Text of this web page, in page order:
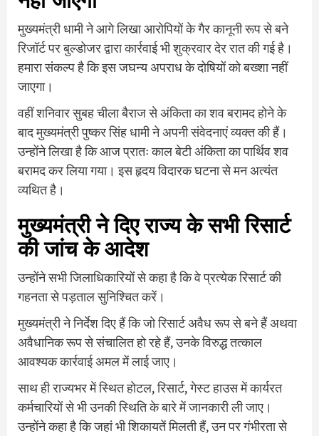
मुख्‍यमंत्री धामी ने आगे लिखा आरोपियों के गैर कानूनी रूप से बने
रिजॉर्ट पर बुल्डोजर द्वारा कार्रवाई भी शुक्रवार देर रात की गई है।
हमारा संकल्प है कि इस जघन्य अपराध के दोषियों को बख्शा नहीं
जाएगा।
वहीं शनिवार सुबह चीला बैराज से अंकिता का शव बरामद होने के
बाद मुख्‍यमंत्री पुष्‍कर सिंह धामी ने अपनी संवेदनाएं व्‍यक्‍त की हैं।
उन्‍होंने लिखा है कि आज प्रातः काल बेटी अंकिता का पार्थिव शव
बरामद कर लिया गया। इस हृदय विदारक घटना से मन अत्यंत
व्यथित है।
मुख्यमंत्री ने दिए राज्य के सभी रिसार्ट
की जांच के आदेश
उन्होंने सभी जिलाधिकारियों से कहा है कि वे प्रत्येक रिसार्ट की
गहनता से पड़ताल सुनिश्चित करें।
मुख्यमंत्री ने निर्देश दिए हैं कि जो रिसार्ट अवैध रूप से बने हैं अथवा
अवैधानिक रूप से संचालित हो रहे हैं, उनके विरुद्ध तत्काल
आवश्यक कार्रवाई अमल में लाई जाए।
साथ ही राज्यभर में स्थित होटल, रिसार्ट, गेस्ट हाउस में कार्यरत
कर्मचारियों से भी उनकी स्थिति के बारे में जानकारी ली जाए।
उन्होंने कहा है कि जहां भी शिकायतें मिलती हैं, उन पर गंभीरता से